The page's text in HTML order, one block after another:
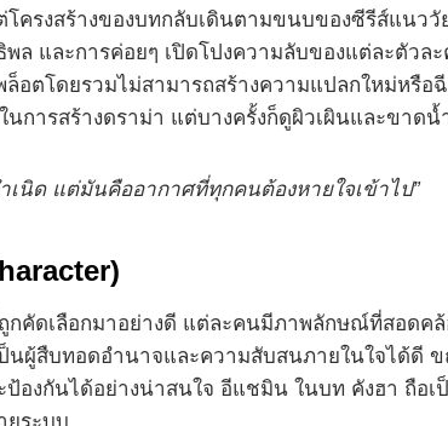
ครงสร้างของบทกลับเดินตามขนบของซีรีส์แนว
และการค่อยๆ เปิดโปงความลับของแต่ละตัวละ
ตโดยรวมไม่สามารถสร้างความแปลกใหม่หรื
การสร้างดราม่า แต่บางครั้งก็ดูผิวเผินและขาด
นิด แต่มันคืออากาศที่ทุกคนต้องหายใจเข้าไป”
กคัดเลือกมาอย่างดี แต่ละคนมีภาพลักษณ์ที่สอด
ผู้สืบทอดอำนาจและความสับสนภายในใจได้ดี
ป้องกันได้อย่างน่าสนใจ อีแชมิน ในบท คังฮา ถือ